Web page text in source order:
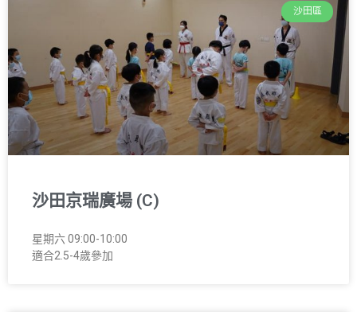
沙田區
沙田京瑞廣場 (C)
星期六 09:00-10:00
適合2.5-4歲參加